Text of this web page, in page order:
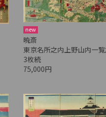
new
暁斎
東京名所之内上野山内一
3枚続
75,000円